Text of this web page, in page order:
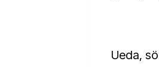
Ueda,